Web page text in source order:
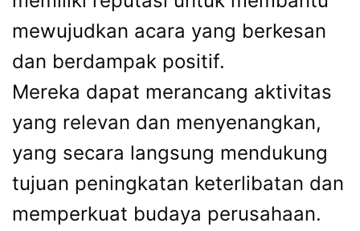
mewujudkan acara yang berkesan
dan berdampak positif.
Mereka dapat merancang aktivitas
yang relevan dan menyenangkan,
yang secara langsung mendukung
tujuan peningkatan keterlibatan dan
memperkuat budaya perusahaan.